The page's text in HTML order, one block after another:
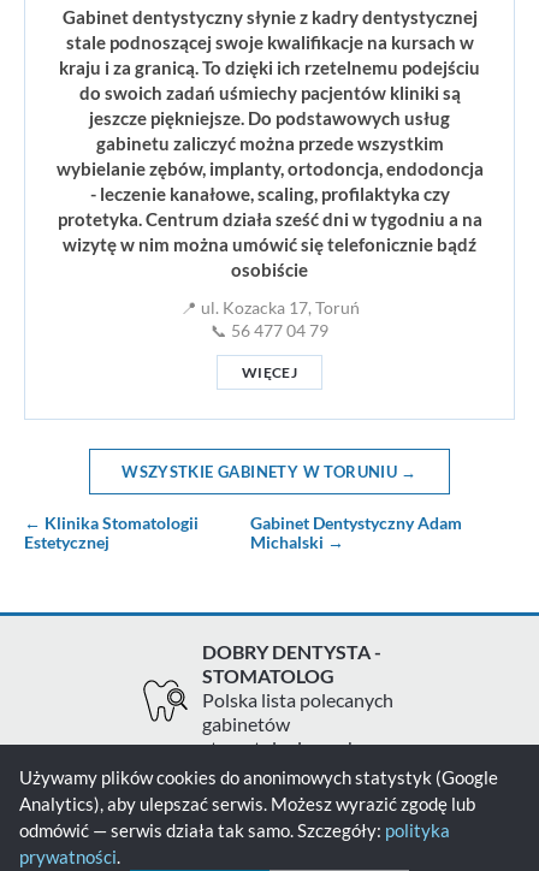
Gabinet dentystyczny słynie z kadry dentystycznej
stale podnoszącej swoje kwalifikacje na kursach w
kraju i za granicą. To dzięki ich rzetelnemu podejściu
do swoich zadań uśmiechy pacjentów kliniki są
jeszcze piękniejsze. Do podstawowych usług
gabinetu zaliczyć można przede wszystkim
wybielanie zębów, implanty, ortodoncja, endodoncja
- leczenie kanałowe, scaling, profilaktyka czy
protetyka. Centrum działa sześć dni w tygodniu a na
wizytę w nim można umówić się telefonicznie bądź
osobiście
📍 ul. Kozacka 17, Toruń
📞 56 477 04 79
WIĘCEJ
WSZYSTKIE GABINETY W TORUNIU →
← Klinika Stomatologii
Estetycznej
Gabinet Dentystyczny Adam
Michalski →
DOBRY DENTYSTA -
STOMATOLOG
Polska lista polecanych
gabinetów
stomatologicznych
Zgłoś gabinet Kontakt
Polityka prywatności
Używamy plików cookies do anonimowych statystyk (Google
Analytics), aby ulepszać serwis. Możesz wyrazić zgodę lub
odmówić — serwis działa tak samo. Szczegóły: polityka
prywatności.